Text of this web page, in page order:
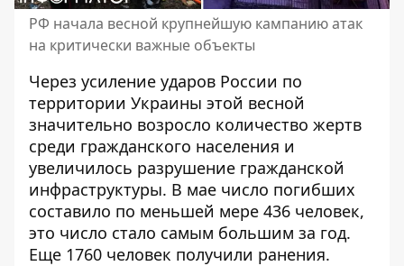
РФ начала весной крупнейшую кампанию атак
на критически важные объекты
Через усиление ударов России по
территории Украины этой весной
значительно возросло количество жертв
среди гражданского населения и
увеличилось разрушение гражданской
инфраструктуры. В мае число погибших
составило по меньшей мере 436 человек,
это число стало самым большим за год.
Еще 1760 человек получили ранения.